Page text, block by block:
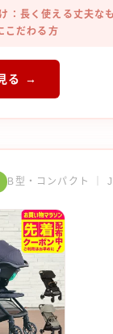
：長く使える丈夫な
こだわる方
る →
B型・コンパクト ｜